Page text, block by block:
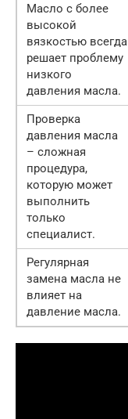
Масло с более
высокой
вязкостью всегда
решает проблему
низкого
давления масла.
Проверка
давления масла
– сложная
процедура,
которую может
выполнить
только
специалист.
Регулярная
замена масла не
влияет на
давление масла.